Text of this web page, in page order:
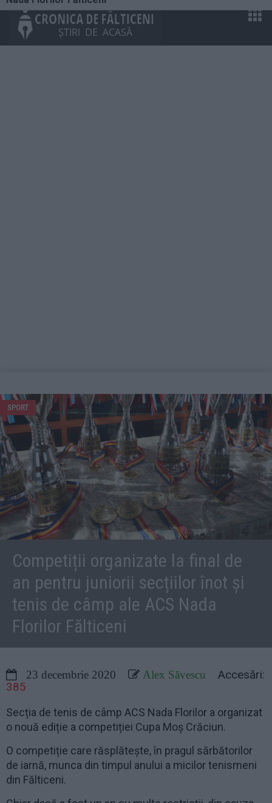
SPORT
Competiții organizate la final de
an pentru juniorii secțiilor înot și
tenis de câmp ale ACS Nada
Florilor Fălticeni
23 decembrie 2020 Alex Săvescu
Accesări:
385
Secția de tenis de câmp ACS Nada Florilor a organizat
o nouă ediție a competiției Cupa Moș Crăciun.
O competiție care răsplătește, în pragul sărbătorilor
de iarnă, munca din timpul anului a micilor tenismeni
din Fălticeni.